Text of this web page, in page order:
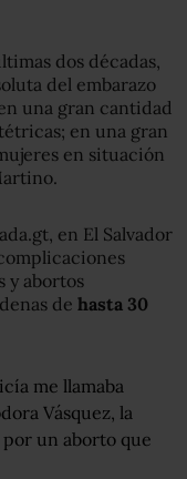
dos décadas,
del embarazo
una gran cantidad
en una gran
en situación
en El Salvador
y abortos
de hasta 30
me llamaba
Vásquez, la
un aborto que